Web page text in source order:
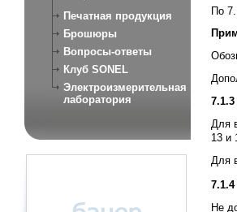
Печатная продукция
Брошюры
Вопросы-ответы
Клуб SONEL
Электроизмерительная
лаборатория
По
Для
13 и
Для
Не